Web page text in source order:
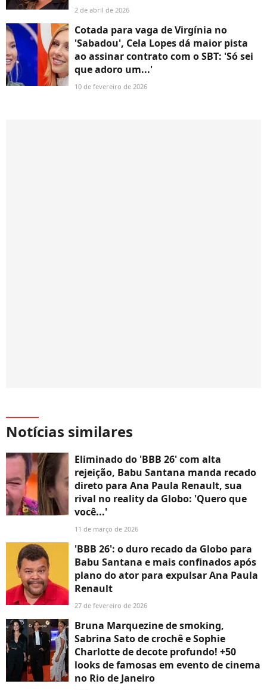
2 de abril de 2026
Cotada para vaga de Virgínia no
'Sabadou', Cela Lopes dá maior pista
ao assinar contrato com o SBT: 'Só sei
que adoro um...'
10 de fevereiro de 2026
Notícias similares
Eliminado do 'BBB 26' com alta
rejeição, Babu Santana manda recado
direto para Ana Paula Renault, sua
rival no reality da Globo: 'Quero que
você...'
11 de março de 2026
'BBB 26': o duro recado da Globo para
Babu Santana e mais confinados após
plano do ator para expulsar Ana Paula
Renault
27 de fevereiro de 2026
Bruna Marquezine de smoking,
Sabrina Sato de crochê e Sophie
Charlotte de decote profundo! +50
looks de famosas em evento de cinema
no Rio de Janeiro